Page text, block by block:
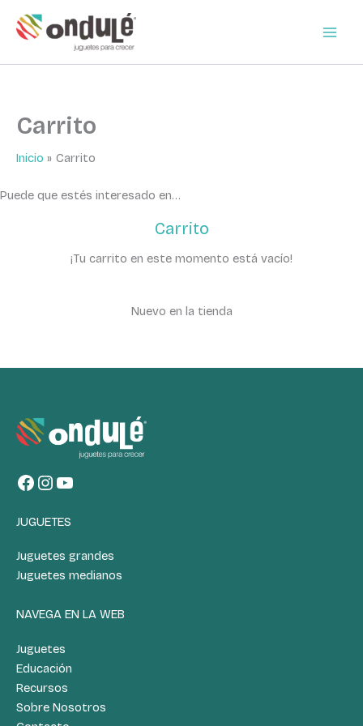
Carrito
Inicio Carrito
Puede que estés interesado en…
Carrito
¡Tu carrito en este momento está vacío!
Nuevo en la tienda
JUGUETES
Juguetes grandes
Juguetes medianos
NAVEGA EN LA WEB
Juguetes
Educación
Recursos
Sobre Nosotros